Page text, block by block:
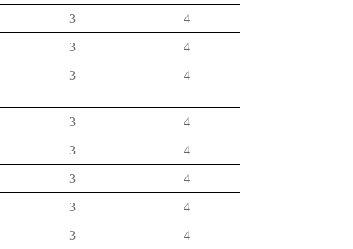
3 4
3 4
3 4
3 4
3 4
3 4
3 4
3 4